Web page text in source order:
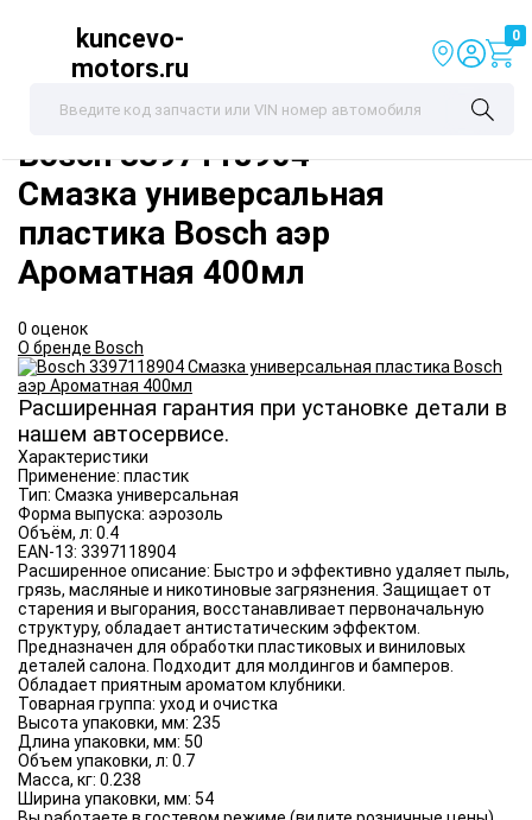
kuncevo-
motors.ru
0
Bosch3397118904
Смазка универсальная
пластика Bosch аэр
Ароматная 400мл
0 оценок
О бренде Bosch
Расширенная гарантия при установке детали в
нашем автосервисе.
Характеристики
Применение: пластик
Тип: Смазка универсальная
Форма выпуска: аэрозоль
Объём, л: 0.4
EAN-13: 3397118904
Расширенное описание: Быстро и эффективно удаляет пыль,
грязь, масляные и никотиновые загрязнения. Защищает от
старения и выгорания, восстанавливает первоначальную
структуру, обладает антистатическим эффектом.
Предназначен для обработки пластиковых и виниловых
деталей салона. Подходит для молдингов и бамперов.
Обладает приятным ароматом клубники.
Товарная группа: уход и очистка
Высота упаковки, мм: 235
Длина упаковки, мм: 50
Объем упаковки, л: 0.7
Масса, кг: 0.238
Ширина упаковки, мм: 54